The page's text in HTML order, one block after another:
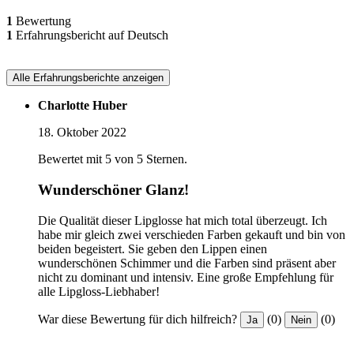
1 Bewertung
1 Erfahrungsbericht auf Deutsch
Alle Erfahrungsberichte anzeigen
Charlotte Huber
18. Oktober 2022
Bewertet mit 5 von 5 Sternen.
Wunderschöner Glanz!
Die Qualität dieser Lipglosse hat mich total überzeugt. Ich
habe mir gleich zwei verschieden Farben gekauft und bin von
beiden begeistert. Sie geben den Lippen einen
wunderschönen Schimmer und die Farben sind präsent aber
nicht zu dominant und intensiv. Eine große Empfehlung für
alle Lipgloss-Liebhaber!
War diese Bewertung für dich hilfreich? Ja (0) Nein (0)